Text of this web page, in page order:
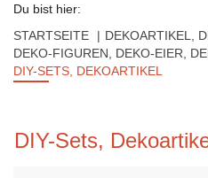
Du bist hier:
STARTSEITE
DEKOARTIKEL,
DEKO-FIGUREN, DEKO-EIER,
DIY-SETS, DEKOARTIKEL
DIY-Sets,